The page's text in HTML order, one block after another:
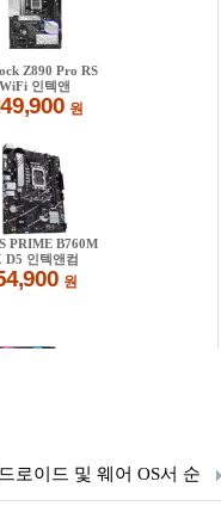
로이드 및 웨어 OS서 순